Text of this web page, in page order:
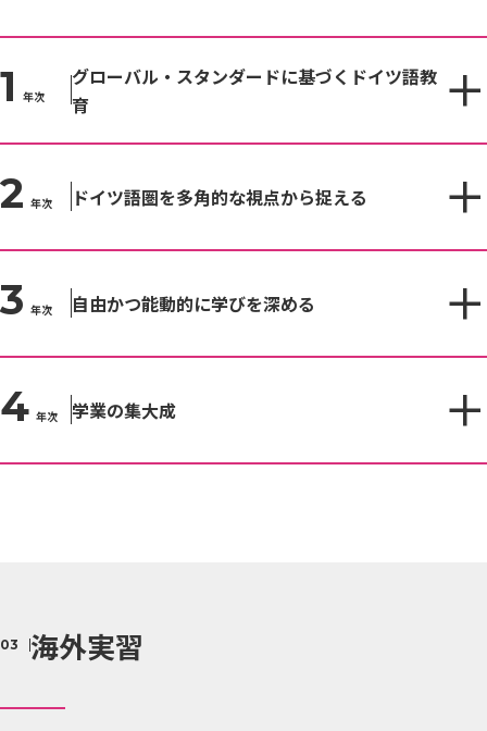
1 年次
グローバル・スタンダードに基づくドイツ語教
育
2 年次 ドイツ語圏を多角的な視点から捉える
3 年次 自由かつ能動的に学びを深める
4 年次 学業の集大成
海外実習